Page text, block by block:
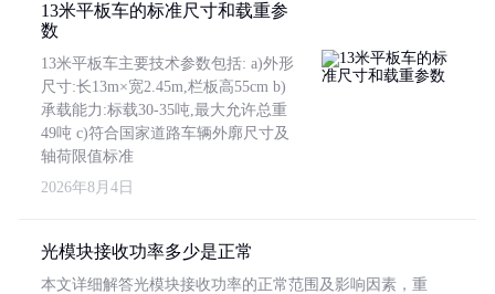
13米平板车的标准尺寸和载重参
数
13米平板车主要技术参数包括: a)外形
尺寸:长13m×宽2.45m,栏板高55cm b)
承载能力:标载30-35吨,最大允许总重
49吨 c)符合国家道路车辆外廓尺寸及
轴荷限值标准
2026年8月4日
光模块接收功率多少是正常
本文详细解答光模块接收功率的正常范围及影响因素，重